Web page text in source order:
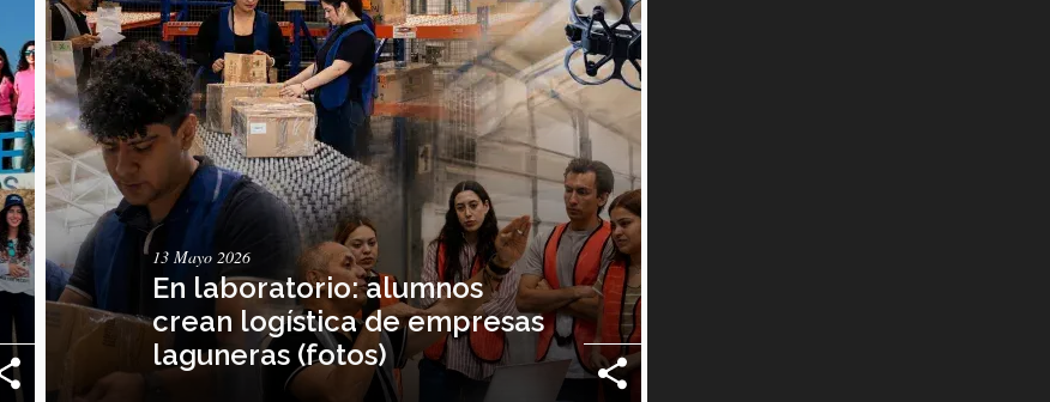
13 Mayo 2026
En laboratorio: alumnos
crean logística de empresas
laguneras (fotos)